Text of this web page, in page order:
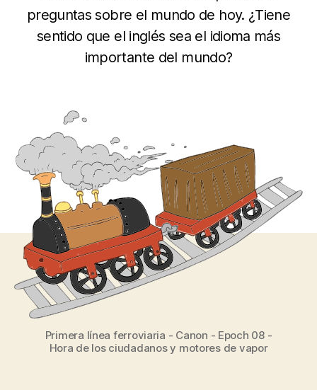
preguntas sobre el mundo de hoy. ¿Tiene
sentido que el inglés sea el idioma más
importante del mundo?
Primera línea ferroviaria - Canon - Epoch 08 -
Hora de los ciudadanos y motores de vapor